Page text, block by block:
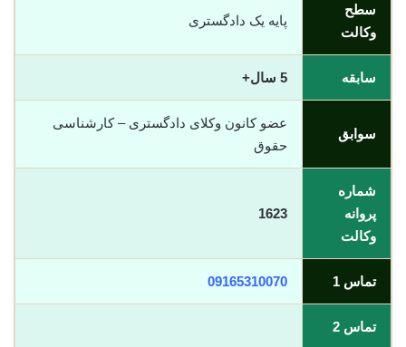
سطح
وکالت
پایه یک دادگستری
سابقه 5 سال+
سوابق
عضو کانون وکلای دادگستری – کارشناسی
حقوق
شماره
پروانه
وکالت
1623
تماس 1 09165310070
تماس 2